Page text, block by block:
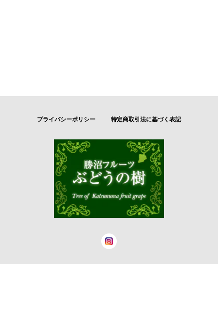
プライバシーポリシー 特定商取引法に基づく表記